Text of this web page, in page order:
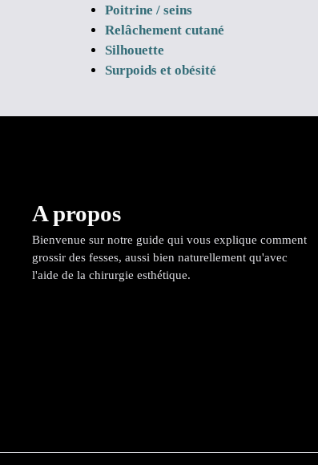
Poitrine / seins
Relâchement cutané
Silhouette
Surpoids et obésité
A propos
Bienvenue sur notre guide qui vous explique comment
grossir des fesses, aussi bien naturellement qu'avec
l'aide de la chirurgie esthétique.